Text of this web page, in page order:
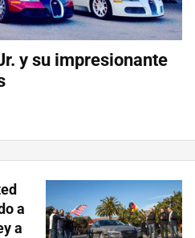
y su impresionante
a
a